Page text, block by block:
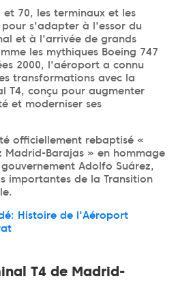
et 70, les terminaux et les
s'adapter à l'essor du
et à l'arrivée de grands
les mythiques Boeing 747
2000, l'aéroport a connu
transformations avec la
T4, conçu pour augmenter
et moderniser ses
officiellement rebaptisé «
Madrid-Barajas » en hommage
Adolfo Suárez,
importantes de la Transition
Histoire de l'Aéroport
T4 de Madrid-